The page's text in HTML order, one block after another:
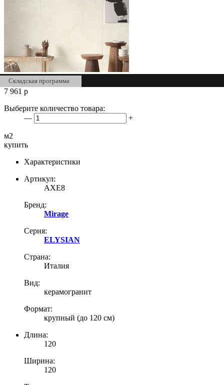
Складская программа
7 961 р
Выберите количество товара:
—
+
м2
купить
Характеристики
Артикул:
AXE8
Бренд:
Mirage
Серия:
ELYSIAN
Страна:
Италия
Вид:
керамогранит
Формат:
крупный (до 120 см)
Длина:
120
Ширина:
120